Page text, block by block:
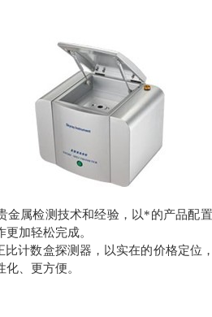
属检测技术和经验，以*的产品配
加轻松完成。
计数盒探测器，以实在的价格定位
、更方便。